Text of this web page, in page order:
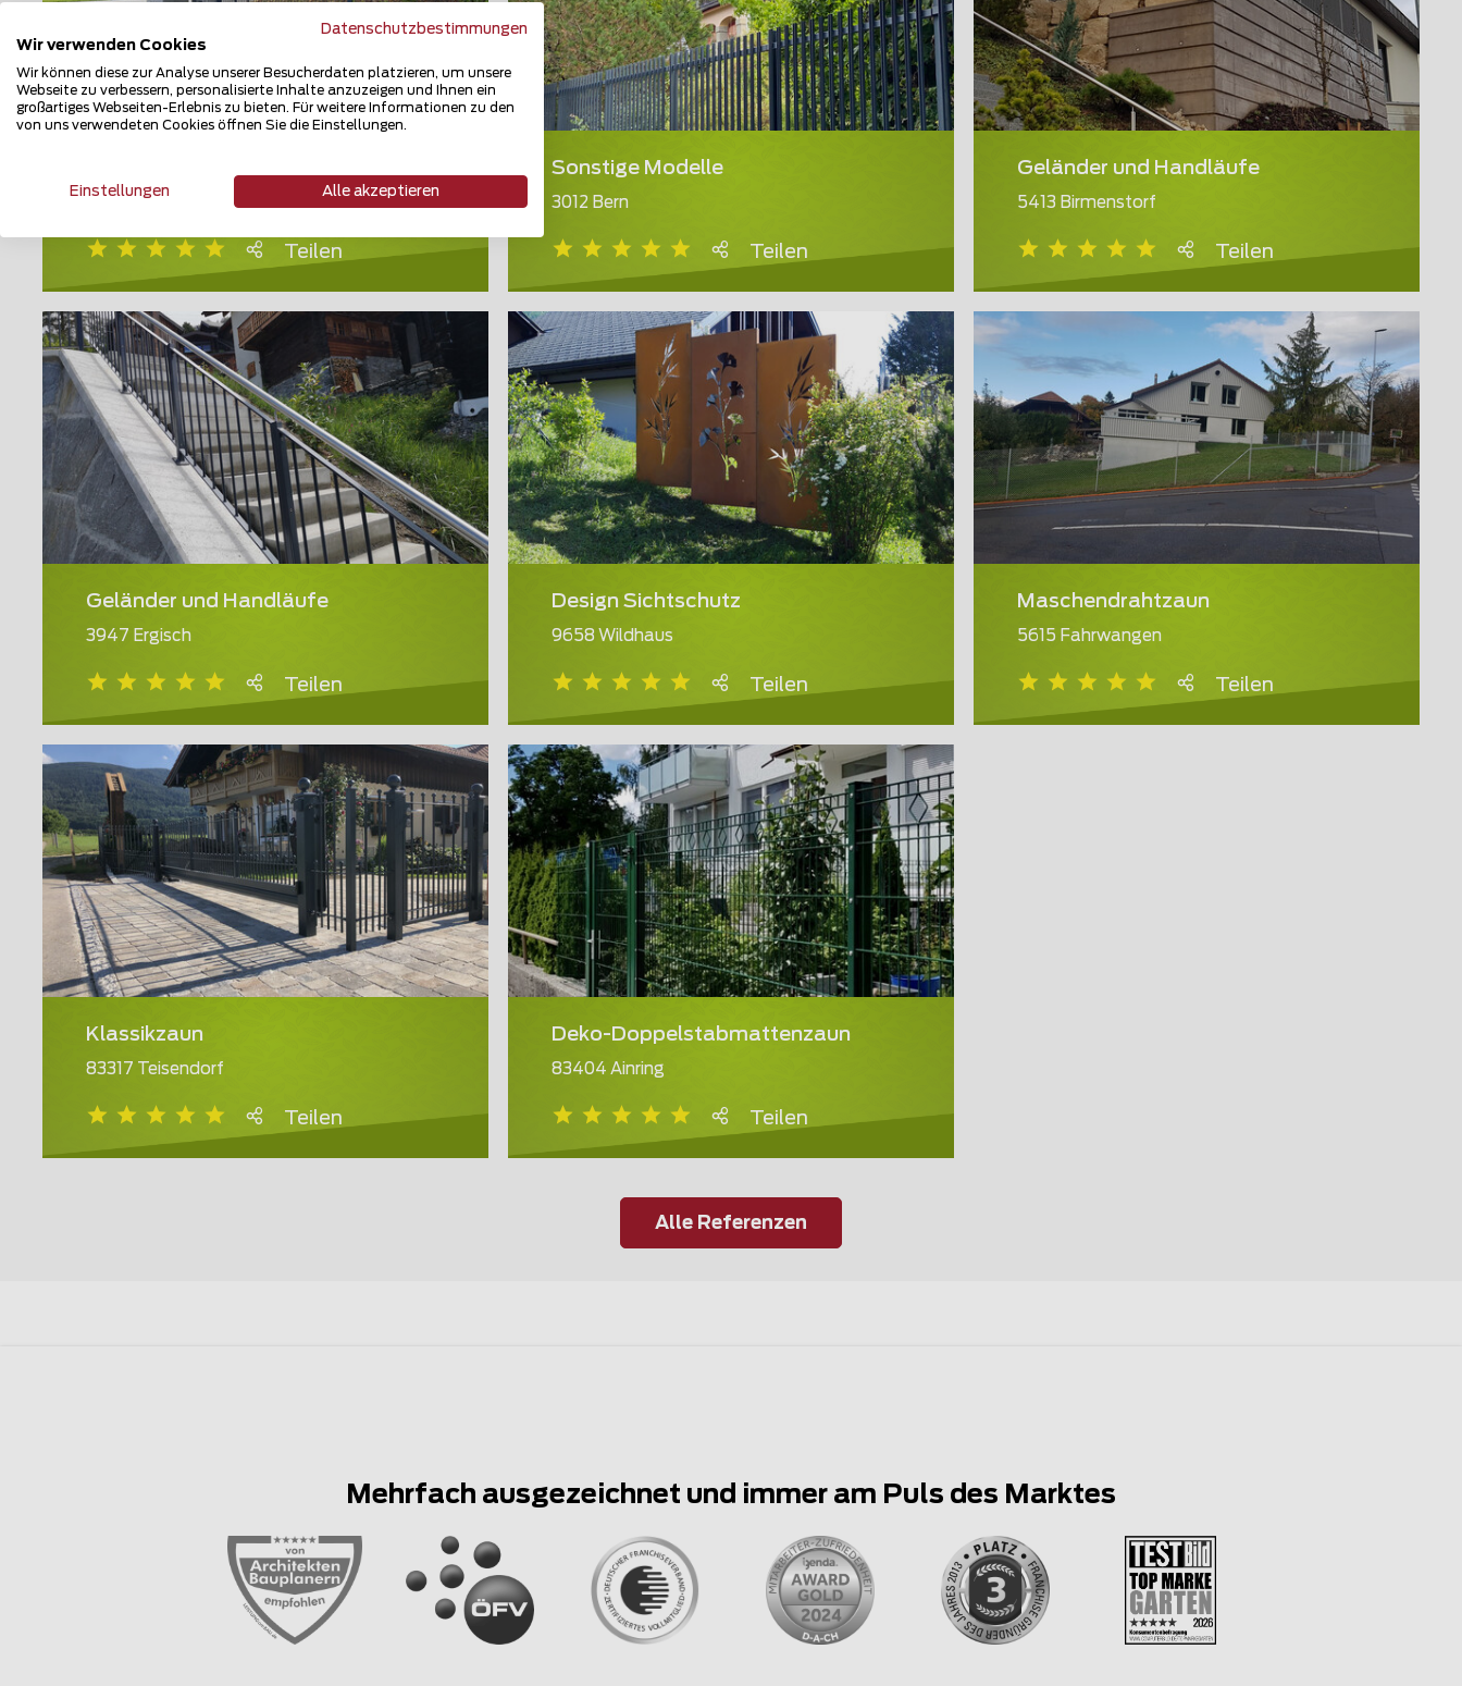
9470 Werdenberg
Teilen
Sonstige Modelle
3012 Bern
Teilen
Geländer und Handläufe
5413 Birmenstorf
Teilen
Geländer und Handläufe
3947 Ergisch
Teilen
Design Sichtschutz
9658 Wildhaus
Teilen
Maschendrahtzaun
5615 Fahrwangen
Teilen
Klassikzaun
83317 Teisendorf
Teilen
Deko-Doppelstabmattenzaun
83404 Ainring
Teilen
Alle Referenzen
Mehrfach ausgezeichnet und immer am Puls des Marktes
Datenschutzbestimmungen
Wir verwenden Cookies
Wir können diese zur Analyse unserer Besucherdaten platzieren, um unsere
Webseite zu verbessern, personalisierte Inhalte anzuzeigen und Ihnen ein
großartiges Webseiten-Erlebnis zu bieten. Für weitere Informationen zu den
von uns verwendeten Cookies öffnen Sie die Einstellungen.
Einstellungen Alle akzeptieren